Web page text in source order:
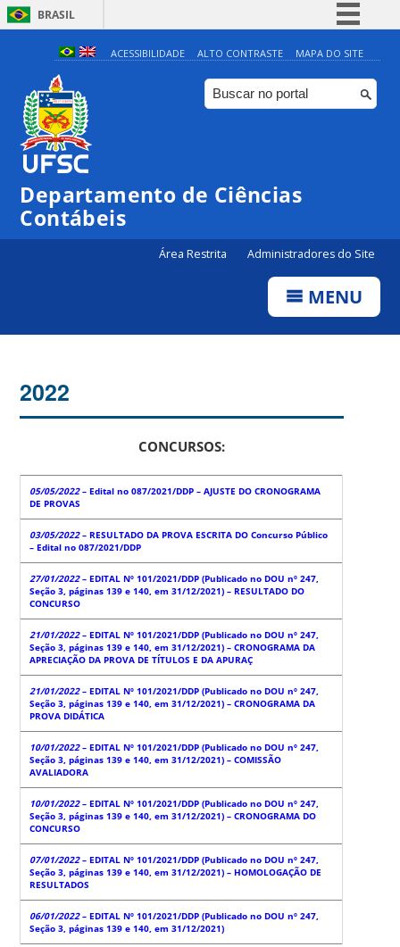
BRASIL
Simplifique!
Comunica BR
Participe
Canais
ACESSIBILIDADE ALTO CONTRASTE MAPA DO SITE
Departamento de Ciências
Contábeis
Área Restrita Administradores do Site
MENU
2022
CONCURSOS:
05/05/2022– Edital no 087/2021/DDP – AJUSTE DO CRONOGRAMA
DE PROVAS
03/05/2022– RESULTADO DA PROVA ESCRITA DO Concurso Público
– Edital no 087/2021/DDP
27/01/2022– EDITAL Nº 101/2021/DDP (Publicado no DOU nº 247,
Seção 3, páginas 139 e 140, em 31/12/2021) – RESULTADO DO
CONCURSO
21/01/2022– EDITAL Nº 101/2021/DDP (Publicado no DOU nº 247,
Seção 3, páginas 139 e 140, em 31/12/2021) – CRONOGRAMA DA
APRECIAÇÃO DA PROVA DE TÍTULOS E DA APURAÇ
21/01/2022– EDITAL Nº 101/2021/DDP (Publicado no DOU nº 247,
Seção 3, páginas 139 e 140, em 31/12/2021) – CRONOGRAMA DA
PROVA DIDÁTICA
10/01/2022– EDITAL Nº 101/2021/DDP (Publicado no DOU nº 247,
Seção 3, páginas 139 e 140, em 31/12/2021) – COMISSÃO
AVALIADORA
10/01/2022– EDITAL Nº 101/2021/DDP (Publicado no DOU nº 247,
Seção 3, páginas 139 e 140, em 31/12/2021) – CRONOGRAMA DO
CONCURSO
07/01/2022– EDITAL Nº 101/2021/DDP (Publicado no DOU nº 247,
Seção 3, páginas 139 e 140, em 31/12/2021) – HOMOLOGAÇÃO DE
RESULTADOS
06/01/2022– EDITAL Nº 101/2021/DDP (Publicado no DOU nº 247,
Seção 3, páginas 139 e 140, em 31/12/2021)